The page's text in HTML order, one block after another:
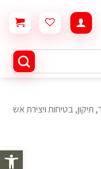
פתח
תיקון, בטיחות ויצירת אש